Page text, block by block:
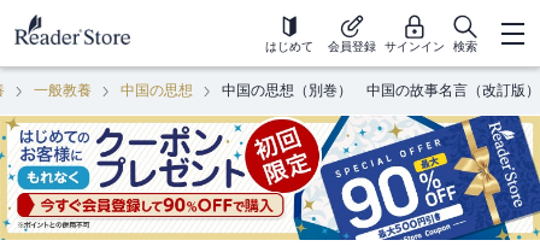
はじめて 会員登録 サインイン 検索
一般教養 中国の思想 中国の思想（別巻） 中国の故事名言（改訂版）